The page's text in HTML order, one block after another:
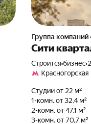
Группа
Сити
Строится•бизнес•
Красногорская
Студии от 22 м²
1-комн. от 32,4 м²
2-комн. от 47,1 м²
3-комн. от 70,7 м²